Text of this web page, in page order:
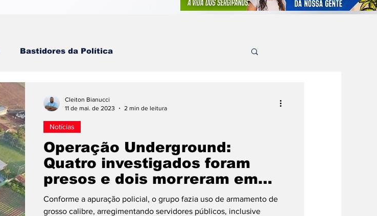
Bastidores da Política
Operação Underground:
Quatro investigados foram
presos e dois morreram em
confronto com a polícia
Conforme a apuração policial, o grupo fazia uso de armamento de
grosso calibre, arregimentando servidores públicos, inclusive
Notícias
Cleiton Bianucci
11 de mai. de 2023
2 min de leitura